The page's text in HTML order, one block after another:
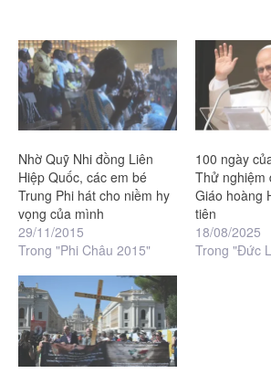
Nhờ Quỹ Nhi đồng Liên
Hiệp Quốc, các em bé
Trung Phi hát cho niềm hy
vọng của mình
29/11/2015
Trong "Phi Châu 2015"
100 ngày
Thử nghiệm
Giáo hoàng
tiên
18/08/2025
Trong "Đức